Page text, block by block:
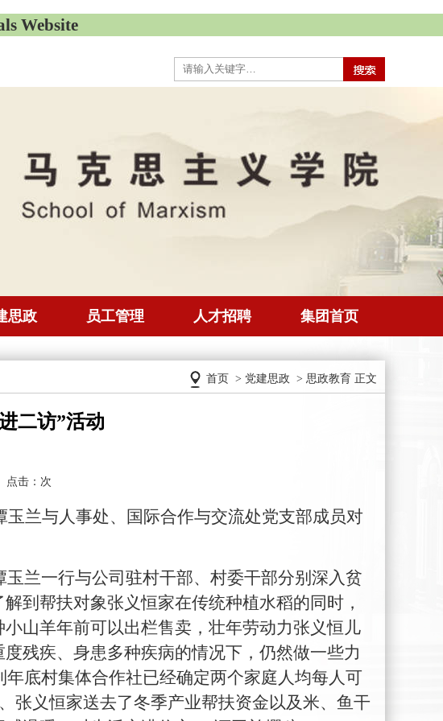
Website
思政 员工管理 人才招聘 集团首页
首页 > 党建思政 > 思政教育 正文
二访”活动
击： 次
玉兰与人事处、国际合作与交流处党支部成员对
兰一行与公司驻村干部、村委干部分别深入贫
到帮扶对象张义恒家在传统种植水稻的同时，
山羊年前可以出栏售卖，壮年劳动力张义恒儿
残疾、身患多种疾病的情况下，仍然做一些力
底村集体合作社已经确定两个家庭人均每人可
张义恒家送去了冬季产业帮扶资金以及米、鱼干